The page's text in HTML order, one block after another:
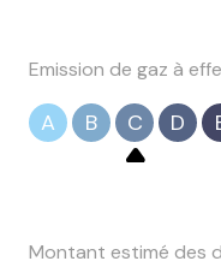
Emission de gaz à
A B C D
Montant estimé des